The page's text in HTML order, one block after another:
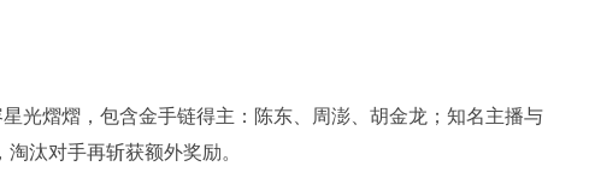
光熠熠，包含金手链得主：陈东、周澎、胡金龙；知名主播与
汰对手再斩获额外奖励。